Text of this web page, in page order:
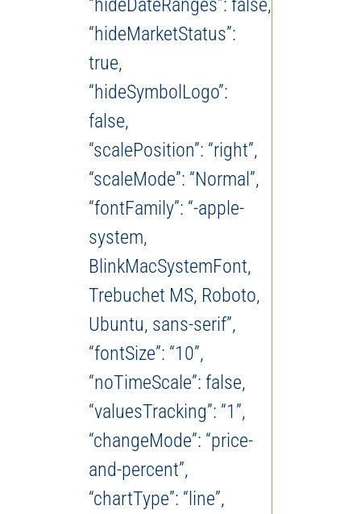
“hideDateRanges”: false,
“hideMarketStatus”:
true,
“hideSymbolLogo”:
false,
“scalePosition”: “right”,
“scaleMode”: “Normal”,
“fontFamily”: “-apple-
system,
BlinkMacSystemFont,
Trebuchet MS, Roboto,
Ubuntu, sans-serif”,
“fontSize”: “10”,
“noTimeScale”: false,
“valuesTracking”: “1”,
“changeMode”: “price-
and-percent”,
“chartType”: “line”,